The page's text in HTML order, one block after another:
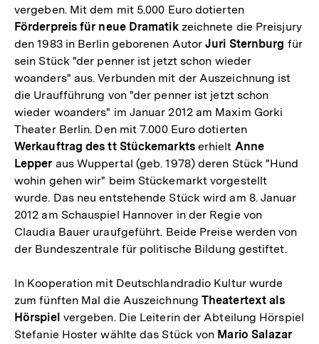
vergeben. Mit dem mit 5.000 Euro dotierten
Förderpreis für neue Dramatikzeichnete die Preisjury
den 1983 in Berlin geborenen AutorJuri Sternburg für
sein Stück "der penner ist jetzt schon wieder
woanders" aus. Verbunden mit der Auszeichnung ist
die Uraufführung von "der penner ist jetzt schon
wieder woanders" im Januar 2012 am Maxim Gorki
Theater Berlin. Den mit 7.000 Euro dotierten
Werkauftrag des tt Stückemarktserhielt Anne
Lepper aus Wuppertal (geb. 1978) deren Stück "Hund
wohin gehen wir" beim Stückemarkt vorgestellt
wurde. Das neu entstehende Stück wird am 8. Januar
2012 am Schauspiel Hannover in der Regie von
Claudia Bauer uraufgeführt. Beide Preise werden von
der Bundeszentrale für politische Bildung gestiftet.
In Kooperation mit Deutschlandradio Kultur wurde
zum fünften Mal die Auszeichnung Theatertext als
Hörspiel vergeben. Die Leiterin der Abteilung Hörspiel
Stefanie Hoster wählte das Stück von Mario Salazar